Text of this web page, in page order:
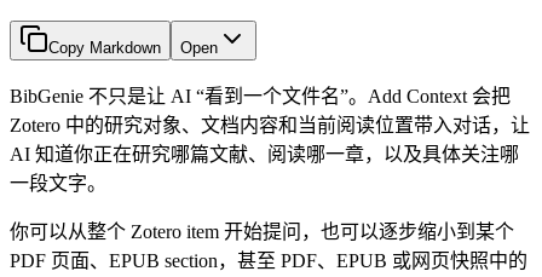
Copy Markdown Open
BibGenie 不只是让 AI “看到一个文件名”。Add Context 会把
Zotero 中的研究对象、文档内容和当前阅读位置带入对话，让
AI 知道你正在研究哪篇文献、阅读哪一章，以及具体关注哪
一段文字。
你可以从整个 Zotero item 开始提问，也可以逐步缩小到某个
PDF 页面、EPUB section，甚至 PDF、EPUB 或网页快照中的